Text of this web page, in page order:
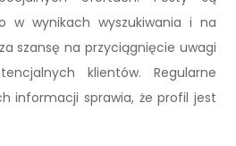
w wynikach wyszukiwania i na
szansę na przyciągnięcie uwagi
klientów. Regularne
informacji sprawia, że profil jest